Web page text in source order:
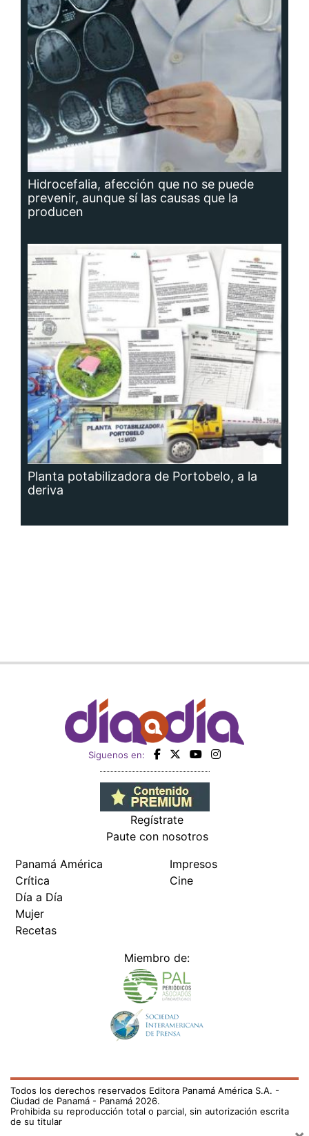
Hidrocefalia, afección que no se puede
prevenir, aunque sí las causas que la
producen
Planta potabilizadora de Portobelo, a la
deriva
Siguenos en:
Regístrate
Paute con nosotros
Panamá América
Crítica
Día a Día
Mujer
Recetas
Impresos
Cine
Miembro de:
Todos los derechos reservados Editora Panamá América S.A. -
Ciudad de Panamá - Panamá 2026.
Prohibida su reproducción total o parcial, sin autorización escrita
de su titular